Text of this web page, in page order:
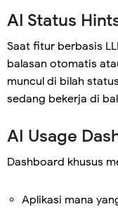
AI Status
Saat fitur berbasis
balasan otomatis
muncul di bilah
sedang bekerja di
AI Usage
Dashboard khusus
Aplikasi mana